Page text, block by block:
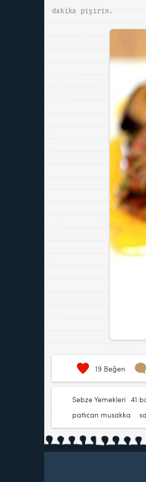
dakika pişirin.
19 Beğen
Sebze Yemekleri
patlıcan musakka